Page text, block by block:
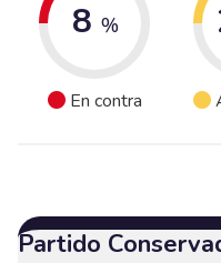
8 %
En contra
Partido